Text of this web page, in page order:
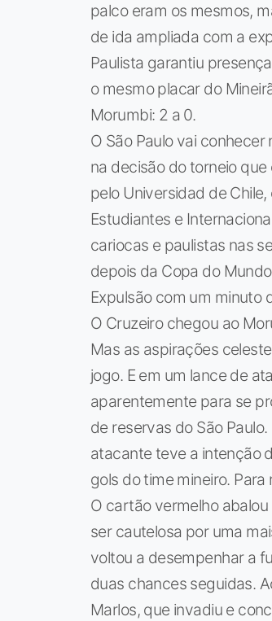
palco eram os mesmos,
de ida ampliada com a
Paulista garantiu
o mesmo placar do
Morumbi: 2 a 0.
O São Paulo vai
na decisão do torneio
pelo Universidad de
Estudiantes e
cariocas e paulistas nas
depois da Copa do
Expulsão com um minuto
O Cruzeiro chegou ao
Mas as aspirações
jogo. E em um lance de
aparentemente para se
de reservas do São
atacante teve a intenção
gols do time mineiro.
O cartão vermelho
ser cautelosa por uma
voltou a desempenhar a
duas chances seguidas.
Marlos, que invadiu e